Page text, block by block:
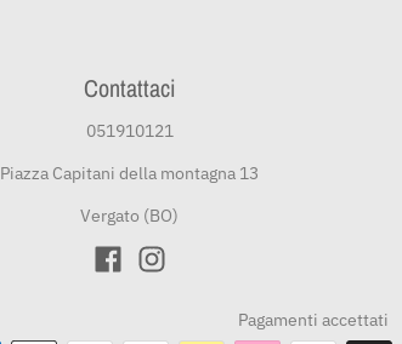
Contattaci
051910121
Piazza Capitani della montagna 13
Vergato (BO)
Pagamenti accettati